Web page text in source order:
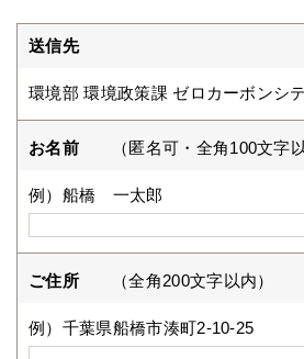
送信先
環境部 環境政策課 ゼロカーボンシ
お名前 （匿名可・全角100文字
例）船橋 一太郎
ご住所 （全角200文字以内）
例）千葉県船橋市湊町2-10-25